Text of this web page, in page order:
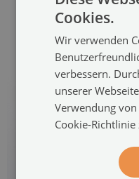
Cookies.
Wir verwenden
verbessern.
unserer
Verwendung
Cookie-Richtlinie